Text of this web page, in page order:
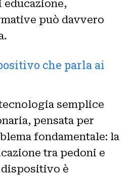
educazione,
può davvero
che parla ai
tecnologia semplice
pensata per
fondamentale: la
tra pedoni e
è